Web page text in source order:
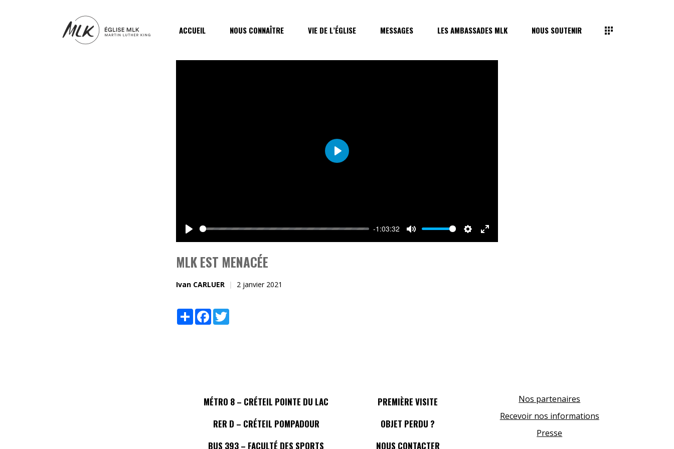
ACCUEIL NOUS CONNAÎTRE VIE DE L’ÉGLISE MESSAGES LES AMBASSADES MLK NOUS SOUTENIR
Play
-1:03:32
Mute Settings
Enter
Play
MLK EST MENACÉE
Ivan CARLUER 2 janvier 2021
ShareFacebook
MÉTRO 8 – CRÉTEIL POINTE DU LAC
RER D – CRÉTEIL POMPADOUR
BUS 393 – FACULTÉ DES SPORTS
PREMIÈRE VISITE
OBJET PERDU ?
NOUS CONTACTER
Nos partenaires
Recevoir nos informations
Presse